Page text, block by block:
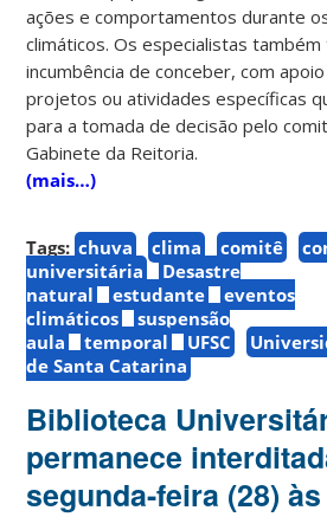
ações e comportamentos durante
climáticos. Os especialistas também
incumbência de conceber, com
projetos ou atividades específicas
para a tomada de decisão pelo
Gabinete da Reitoria.
(mais…)
Tags: chuva clima comitê
universitária
Desastre
natural
estudante
eventos
climáticos
suspensão
aula
temporal UFSC
de Santa Catarina
Biblioteca
permanece
segunda-feira (28)